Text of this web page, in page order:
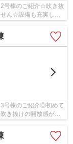
号棟のご紹介☆吹き抜
ん☆設備も充実して
号棟のご紹介◎初めて
き抜けの開放感が格